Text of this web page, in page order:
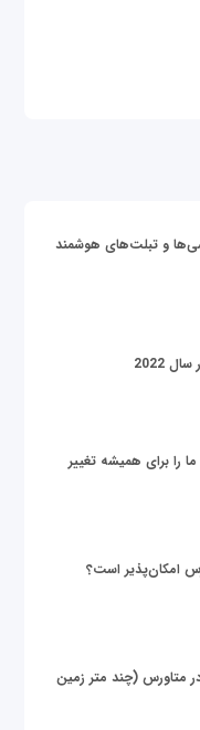
و تبلت‌های هوشمند
را برای همیشه تغییر
امکان‌پذیر است؟
دلاری در متاورس (چند متر زمین